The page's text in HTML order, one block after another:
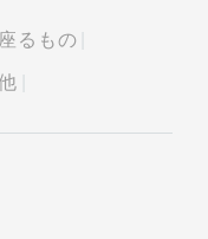
座るもの